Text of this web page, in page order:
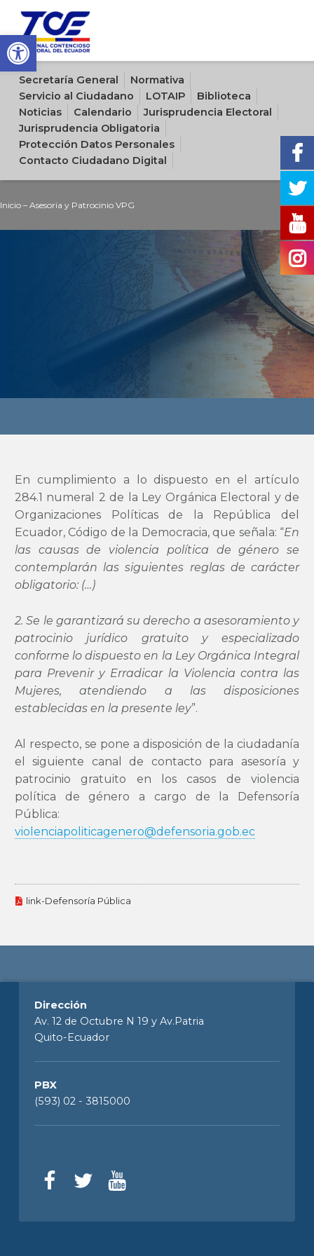
Open toolbar
Sitio oficial del Tribunal Contencioso Electoral del Ecuador
Secretaría General
Normativa
Servicio al Ciudadano
LOTAIP
Biblioteca
Noticias
Calendario
Jurisprudencia Electoral
Jurisprudencia Obligatoria
Protección Datos Personales
Contacto Ciudadano Digital
Inicio – Asesoria y Patrocinio VPG
En cumplimiento a lo dispuesto en el artículo
284.1 numeral 2 de la Ley Orgánica Electoral y de
Organizaciones Políticas de la República del
Ecuador, Código de la Democracia, que señala: “En
las causas de violencia política de género se
contemplarán las siguientes reglas de carácter
obligatorio: (…)
2. Se le garantizará su derecho a asesoramiento y
patrocinio jurídico gratuito y especializado
conforme lo dispuesto en la Ley Orgánica Integral
para Prevenir y Erradicar la Violencia contra las
Mujeres, atendiendo a las disposiciones
establecidas en la presente ley”.
Al respecto, se pone a disposición de la ciudadanía
el siguiente canal de contacto para asesoría y
patrocinio gratuito en los casos de violencia
política de género a cargo de la Defensoría
Pública:
violenciapoliticagenero@defensoria.gob.ec
link-Defensoría Pública
Dirección
Av. 12 de Octubre N 19 y Av.Patria
Quito-Ecuador
PBX
(593) 02 - 3815000